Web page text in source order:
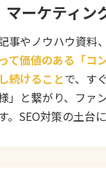
マーケティン
事やノウハウ資料
て価値のある「コ
続けることで、す
」と繋がり、ファ
。SEO対策の土台